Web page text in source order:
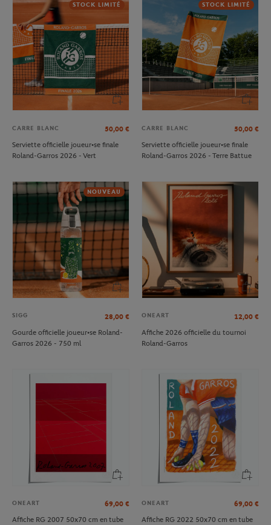
STOCK LIMITÉ
CARRE BLANC 50,00 €
Serviette officielle joueur•se finale
Roland-Garros 2026 - Vert
STOCK LIMITÉ
CARRE BLANC 50,00 €
Serviette officielle joueur•se finale
Roland-Garros 2026 - Terre Battue
NOUVEAU
SIGG 28,00 €
Gourde officielle joueur•se Roland-
Garros 2026 - 750 ml
ONEART 12,00 €
Affiche 2026 officielle du tournoi
Roland-Garros
ONEART 69,00 €
Affiche RG 2007 50x70 cm en tube
ONEART 69,00 €
Affiche RG 2022 50x70 cm en tube